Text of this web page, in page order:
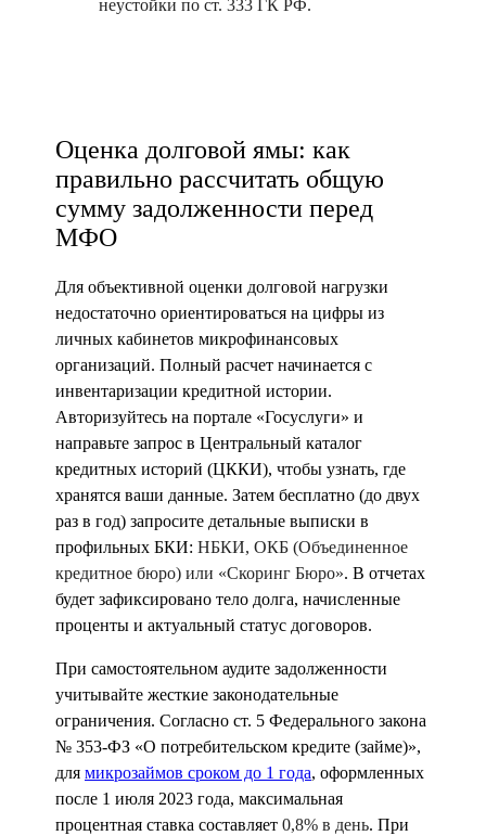
неустойки по ст. 333 ГК РФ.
Оценка долговой ямы: как
правильно рассчитать общую
сумму задолженности перед
МФО
Для объективной оценки долговой нагрузки
недостаточно ориентироваться на цифры из
личных кабинетов микрофинансовых
организаций. Полный расчет начинается с
инвентаризации кредитной истории.
Авторизуйтесь на портале «Госуслуги» и
направьте запрос в Центральный каталог
кредитных историй (ЦККИ), чтобы узнать, где
хранятся ваши данные. Затем бесплатно (до двух
раз в год) запросите детальные выписки в
профильных БКИ: НБКИ, ОКБ (Объединенное
кредитное бюро) или «Скоринг Бюро». В отчетах
будет зафиксировано тело долга, начисленные
проценты и актуальный статус договоров.
При самостоятельном аудите задолженности
учитывайте жесткие законодательные
ограничения. Согласно ст. 5 Федерального закона
№ 353-ФЗ «О потребительском кредите (займе)»,
для микрозаймов сроком до 1 года, оформленных
после 1 июля 2023 года, максимальная
процентная ставка составляет 0,8% в день. При